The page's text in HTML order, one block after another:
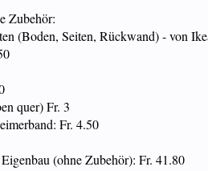
Zubehör:
(Boden, Seiten, Rückwand) - von
quer) Fr. 3
Fr. 4.50
(ohne Zubehör): Fr. 41.80